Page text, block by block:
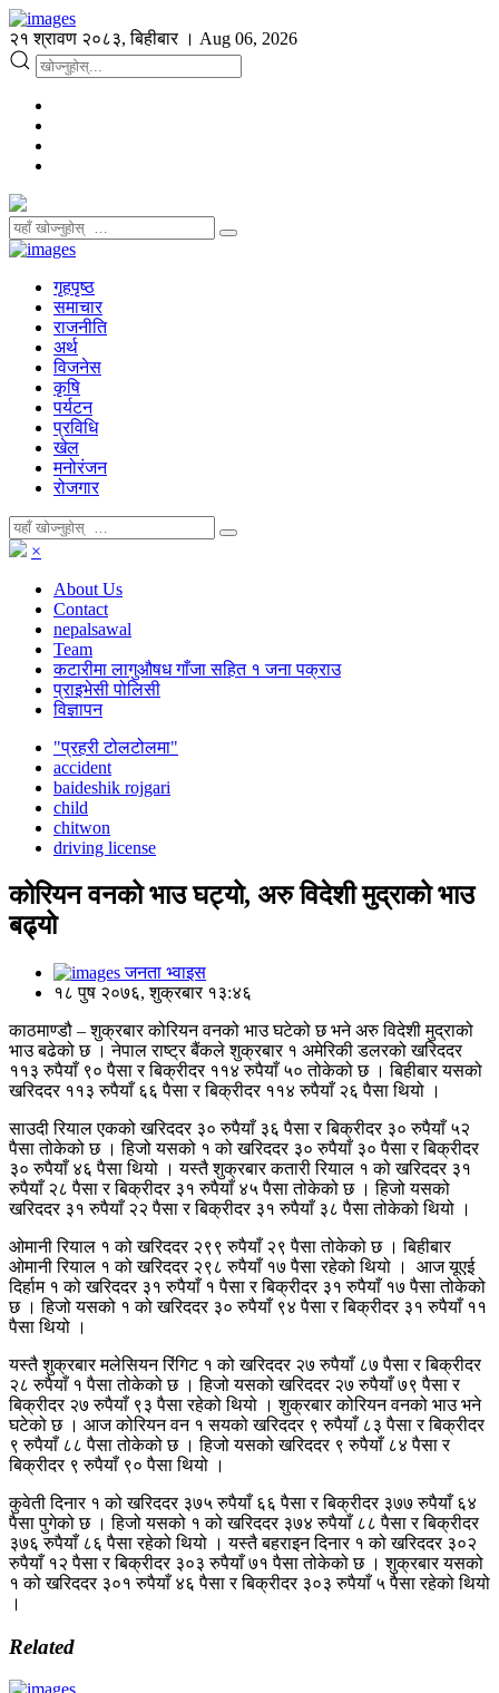
२१ श्रावण २०८३, बिहीबार । Aug 06, 2026
गृहपृष्ठ
समाचार
राजनीति
अर्थ
विजनेस
कृषि
पर्यटन
प्रविधि
खेल
मनोरंजन
रोजगार
×
About Us
Contact
nepalsawal
Team
कटारीमा लागुऔषध गाँजा सहित १ जना पक्राउ
प्राइभेसी पोलिसी
विज्ञापन
"प्रहरी टोलटोलमा"
accident
baideshik rojgari
child
chitwon
driving license
कोरियन वनको भाउ घट्यो, अरु विदेशी मुद्राको भाउ
बढ्यो
जनता भ्वाइस
१८ पुष २०७६, शुक्रबार १३:४६
काठमाण्डौ – शुक्रबार कोरियन वनको भाउ घटेको छ भने अरु विदेशी मुद्राको
भाउ बढेको छ । नेपाल राष्ट्र बैंकले शुक्रबार १ अमेरिकी डलरको खरिददर
११३ रुपैयाँ ९० पैसा र बिक्रीदर ११४ रुपैयाँ ५० तोकेको छ । बिहीबार यसको
खरिददर ११३ रुपैयाँ ६६ पैसा र बिक्रीदर ११४ रुपैयाँ २६ पैसा थियो ।
साउदी रियाल एकको खरिददर ३० रुपैयाँ ३६ पैसा र बिक्रीदर ३० रुपैयाँ ५२
पैसा तोकेको छ । हिजो यसको १ को खरिददर ३० रुपैयाँ ३० पैसा र बिक्रीदर
३० रुपैयाँ ४६ पैसा थियो । यस्तै शुक्रबार कतारी रियाल १ को खरिददर ३१
रुपैयाँ २८ पैसा र बिक्रीदर ३१ रुपैयाँ ४५ पैसा तोकेको छ । हिजो यसको
खरिददर ३१ रुपैयाँ २२ पैसा र बिक्रीदर ३१ रुपैयाँ ३८ पैसा तोकेको थियो ।
ओमानी रियाल १ को खरिददर २९९ रुपैयाँ २९ पैसा तोकेको छ । बिहीबार
ओमानी रियाल १ को खरिददर २९८ रुपैयाँ १७ पैसा रहेको थियो । आज यूएई
दिर्हाम १ को खरिददर ३१ रुपैयाँ १ पैसा र बिक्रीदर ३१ रुपैयाँ १७ पैसा तोकेको
छ । हिजो यसको १ को खरिददर ३० रुपैयाँ ९४ पैसा र बिक्रीदर ३१ रुपैयाँ ११
पैसा थियो ।
यस्तै शुक्रबार मलेसियन रिंगिट १ को खरिददर २७ रुपैयाँ ८७ पैसा र बिक्रीदर
२८ रुपैयाँ १ पैसा तोकेको छ । हिजो यसको खरिददर २७ रुपैयाँ ७९ पैसा र
बिक्रीदर २७ रुपैयाँ ९३ पैसा रहेको थियो । शुक्रबार कोरियन वनको भाउ भने
घटेको छ । आज कोरियन वन १ सयको खरिददर ९ रुपैयाँ ८३ पैसा र बिक्रीदर
९ रुपैयाँ ८८ पैसा तोकेको छ । हिजो यसको खरिददर ९ रुपैयाँ ८४ पैसा र
बिक्रीदर ९ रुपैयाँ ९० पैसा थियो ।
कुवेती दिनार १ को खरिददर ३७५ रुपैयाँ ६६ पैसा र बिक्रीदर ३७७ रुपैयाँ ६४
पैसा पुगेको छ । हिजो यसको १ को खरिददर ३७४ रुपैयाँ ८८ पैसा र बिक्रीदर
३७६ रुपैयाँ ८६ पैसा रहेको थियो । यस्तै बहराइन दिनार १ को खरिददर ३०२
रुपैयाँ १२ पैसा र बिक्रीदर ३०३ रुपैयाँ ७१ पैसा तोकेको छ । शुक्रबार यसको
१ को खरिददर ३०१ रुपैयाँ ४६ पैसा र बिक्रीदर ३०३ रुपैयाँ ५ पैसा रहेको थियो
।
Related